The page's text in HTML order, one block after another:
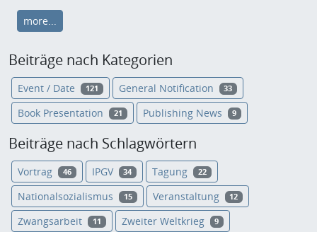
more...
Beiträge nach Kategorien
Event / Date 121 General Notification 33
Book Presentation 21 Publishing News 9
Beiträge nach Schlagwörtern
Vortrag 46 IPGV 34 Tagung 22
Nationalsozialismus 15 Veranstaltung 12
Zwangsarbeit 11 Zweiter Weltkrieg 9